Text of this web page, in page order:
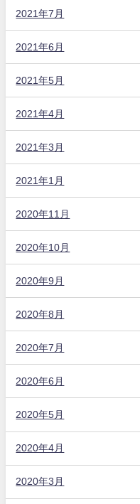
2021年7月
2021年6月
2021年5月
2021年4月
2021年3月
2021年1月
2020年11月
2020年10月
2020年9月
2020年8月
2020年7月
2020年6月
2020年5月
2020年4月
2020年3月